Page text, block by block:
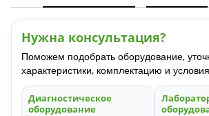
Нужна консультация?
Поможем подобрать оборудование,
характеристики, комплектацию и
Диагностическое
оборудование